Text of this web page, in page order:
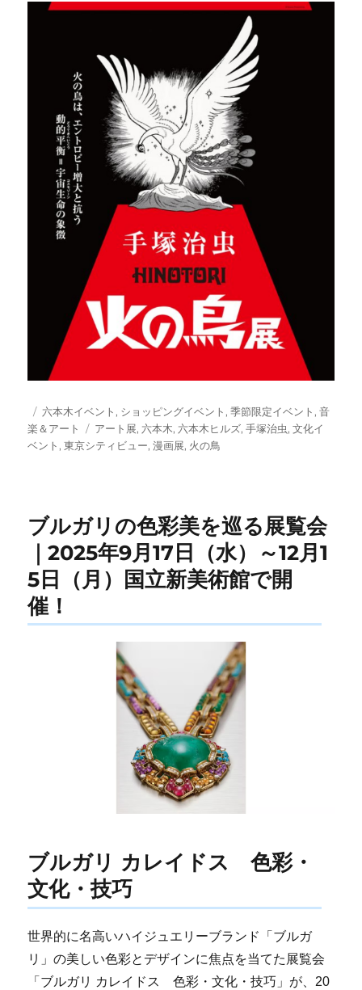
投
稿
日:
カ
テ
ゴ
六本木イベント, ショッピングイベント,季節限定イベント,音
楽＆アート
タ
グ
アート展, 六本木, 六本木ヒルズ,手塚治虫,文化イ
ベント,東京シティビュー,漫画展, 火の鳥
ブルガリの色彩美を巡る展覧会
｜2025年9月17日（水）～12月1
5日（月）国立新美術館で開
催！
ブルガリ カレイドス 色彩・
文化・技巧
世界的に名高いハイジュエリーブランド「ブルガ
リ」の美しい色彩とデザインに焦点を当てた展覧会
「ブルガリ カレイドス 色彩・文化・技巧」が、20